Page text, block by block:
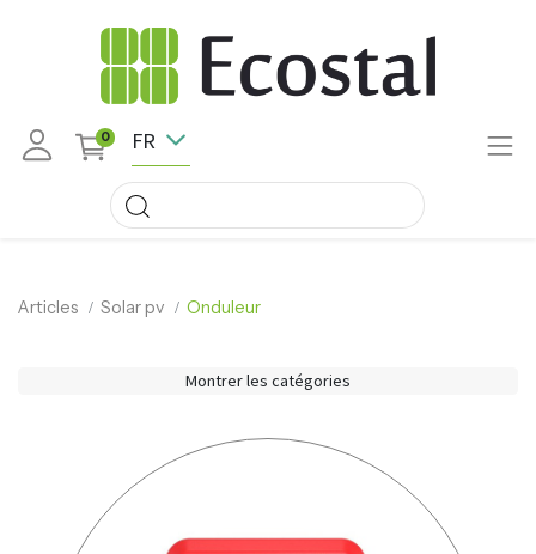
0 FR
Articles Solar pv Onduleur
Montrer les catégories